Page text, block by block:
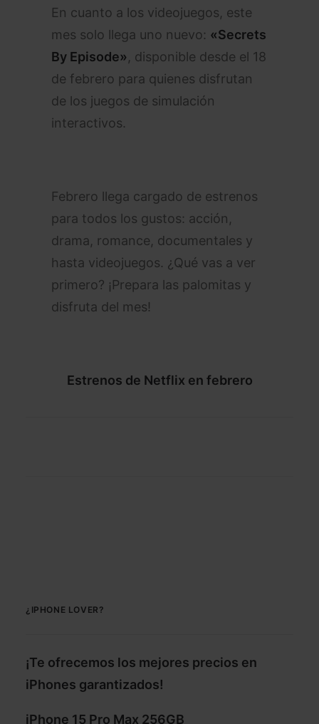
En cuanto a los videojuegos, este
mes solo llega uno nuevo: «Secrets
By Episode», disponible desde el 18
de febrero para quienes disfrutan
de los juegos de simulación
interactivos.
Febrero llega cargado de estrenos
para todos los gustos: acción,
drama, romance, documentales y
hasta videojuegos. ¿Qué vas a ver
primero? ¡Prepara las palomitas y
disfruta del mes!
Estrenos de Netflix en febrero
¿IPHONE LOVER?
¡Te ofrecemos los mejores precios en
iPhones garantizados!
iPhone 15 Pro Max 256GB